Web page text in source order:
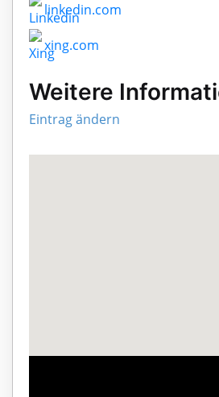
linkedin.com
xing.com
Weitere
Eintrag ändern